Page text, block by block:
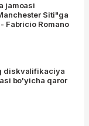
jamoasi
Siti"ga
Fabricio Romano
diskvalifikaciya
bo'yicha qaror